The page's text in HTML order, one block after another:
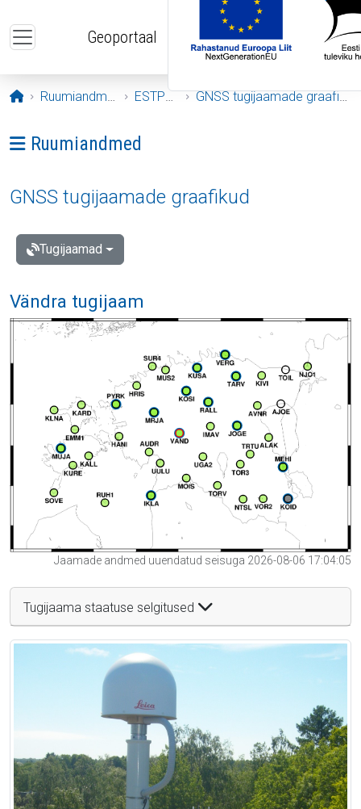
Geoportaal
Avaleht
Ruumiandmed ESTPOS GNSS tugijaamade graafikud
Ava menüü: Ruumiandmed
Ruumiandmed
GNSS tugijaamade graafikud
Tugijaamad
Vändra tugijaam
Jaamade andmed uuendatud seisuga 2026-08-06 17:04:05
Tugijaama staatuse selgitused